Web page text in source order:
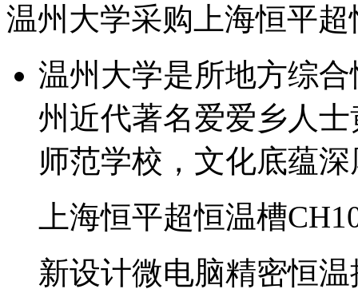
温州大学采购上海恒平超
温州大学是所地方综
州近代著名爱爱乡人
师范学校，文化底蕴
上海恒平超恒温槽
新设计微电脑精密恒